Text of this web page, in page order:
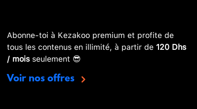
Abonne-toi à Kezakoo premium et profite de
tous les contenus en illimité, à partir de 120 Dhs
/ moisseulement 😎
Voir nos offres